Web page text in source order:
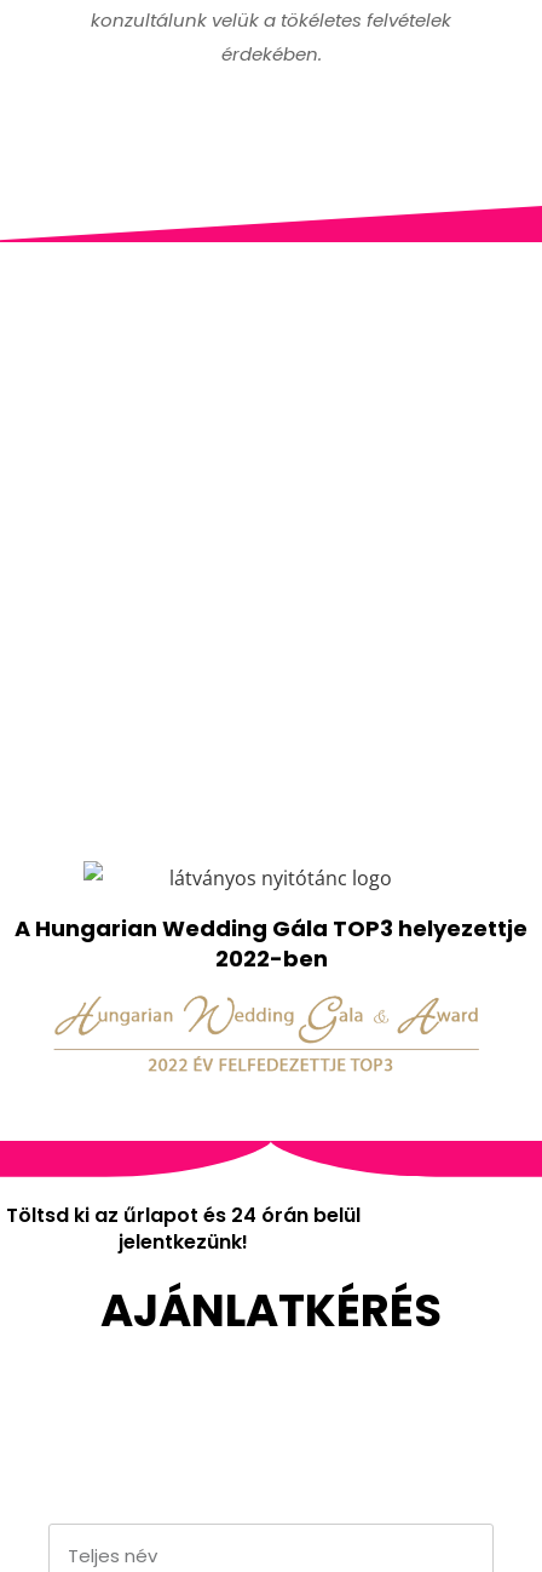
konzultálunk velük a tökéletes felvételek
érdekében.
A Hungarian Wedding Gála TOP3 helyezettje
2022-ben
Töltsd ki az űrlapot és 24 órán belül
jelentkezünk!
AJÁNLATKÉRÉS